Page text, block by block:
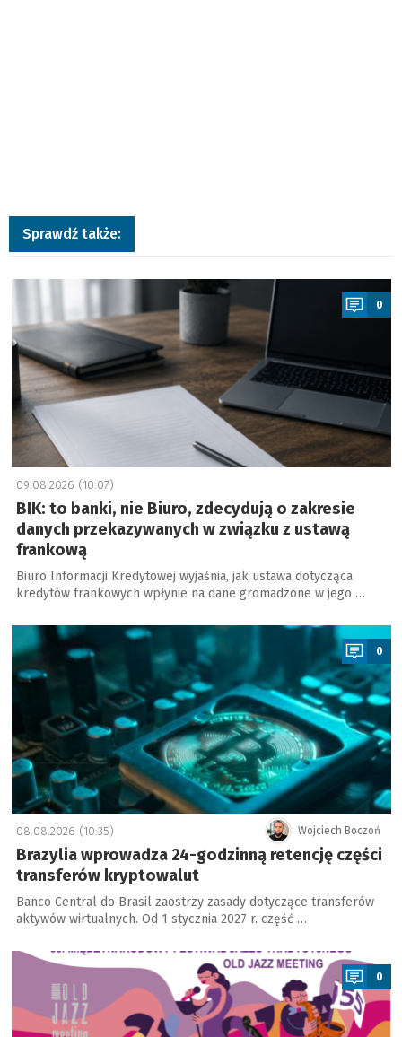
Sprawdź także:
a
0
09.08.2026 (10:07)
BIK: to banki, nie Biuro, zdecydują o zakresie
danych przekazywanych w związku z ustawą
frankową
Biuro Informacji Kredytowej wyjaśnia, jak ustawa dotycząca
kredytów frankowych wpłynie na dane gromadzone w jego …
a
0
Wojciech Boczoń
08.08.2026 (10:35)
Brazylia wprowadza 24-godzinną retencję części
transferów kryptowalut
Banco Central do Brasil zaostrzy zasady dotyczące transferów
aktywów wirtualnych. Od 1 stycznia 2027 r. część …
a
0